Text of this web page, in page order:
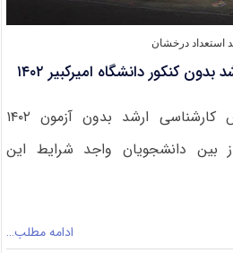
استعداد درخشان
کنکور دانشگاه امیرکبیر ۱۴۰۲
جزئیات مرحله دوم پذیرش کارشناسی ارشد بدون آزمون ۱۴۰۲
بین دانشجویان واجد شرایط این
ادامه مطلب…